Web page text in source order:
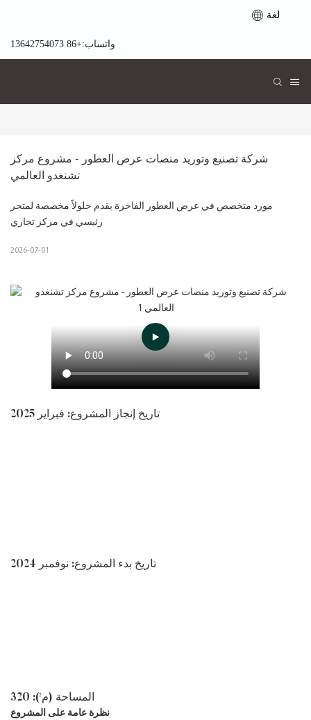
لغة
واتساب:+86 13642754073
شركة تصنيع وتوريد منصات عرض العطور - مشروع مركز
تشنغدو العالمي
مورد متخصص في عرض العطور الفاخرة يقدم حلولاً مخصصة لمتجر
رئيسي في مركز تجاري
2026-07-01
تاريخ إنجاز المشروع: فبراير 2025
تاريخ بدء المشروع: نوفمبر 2024
المساحة (م²): 320
نظرة عامة على المشروع